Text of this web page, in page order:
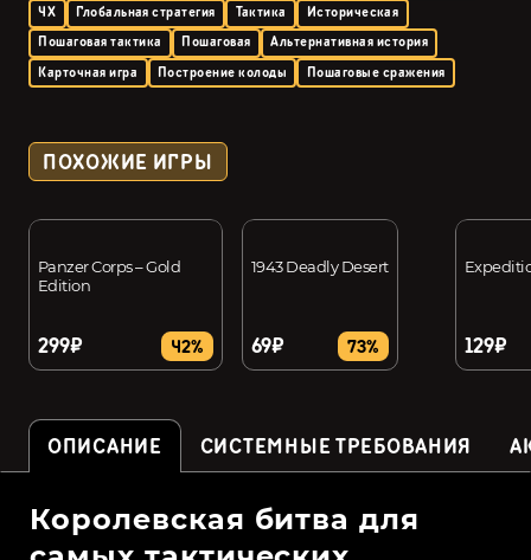
4X
Глобальная стратегия Тактика
Историческая
Пошаговая тактика
Пошаговая
Альтернативная история
Карточная игра
Построение колоды Пошаговые сражения
ПОХОЖИЕ ИГРЫ
Panzer Corps – Gold
Edition
299₽ 42%
1943 Deadly Desert
69₽ 73% 129₽
ОПИСАНИЕ СИСТЕМНЫЕ ТРЕБОВАНИЯ
Королевская битва для